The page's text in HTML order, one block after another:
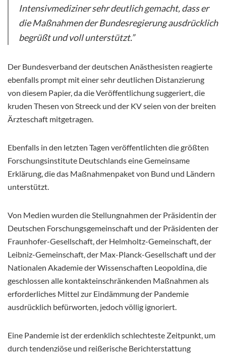
Intensivmediziner sehr deutlich gemacht, dass er
die Maßnahmen der Bundesregierung ausdrücklich
begrüßt und voll unterstützt.”
Der Bundesverband der deutschen Anästhesisten reagierte
ebenfalls prompt mit einer sehr deutlichen Distanzierung
von diesem Papier, da die Veröffentlichung suggeriert, die
kruden Thesen von Streeck und der KV seien von der breiten
Ärzteschaft mitgetragen.
Ebenfalls in den letzten Tagen veröffentlichten die größten
Forschungsinstitute Deutschlands eine Gemeinsame
Erklärung, die das Maßnahmenpaket von Bund und Ländern
unterstützt.
Von Medien wurden die Stellungnahmen der Präsidentin der
Deutschen Forschungsgemeinschaft und der Präsidenten der
Fraunhofer-Gesellschaft, der Helmholtz-Gemeinschaft, der
Leibniz-Gemeinschaft, der Max-Planck-Gesellschaft und der
Nationalen Akademie der Wissenschaften Leopoldina, die
geschlossen alle kontakteinschränkenden Maßnahmen als
erforderliches Mittel zur Eindämmung der Pandemie
ausdrücklich befürworten, jedoch völlig ignoriert.
Eine Pandemie ist der erdenklich schlechteste Zeitpunkt, um
durch tendenziöse und reißerische Berichterstattung